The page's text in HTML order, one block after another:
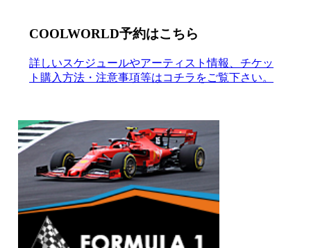
COOLWORLD予約はこちら
詳しいスケジュールやアーティスト情報、チケッ
ト購入方法・注意事項等はコチラをご覧下さい。